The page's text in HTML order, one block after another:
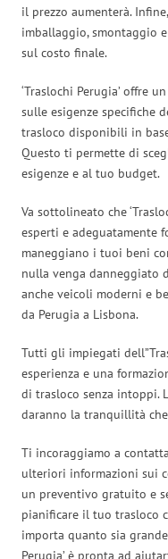
il prezzo aumenterà.
imballaggio, smontaggio
sul costo finale.
‘Traslochi Perugia’ offre
sulle esigenze specifiche
trasloco disponibili in
Questo ti permette di
esigenze e al tuo budget.
Va sottolineato che
esperti e adeguatamente
maneggiano i tuoi beni
nulla venga danneggiato
anche veicoli moderni e
da Perugia a Lisbona.
Tutti gli impiegati
esperienza e una
di trasloco senza intoppi.
daranno la tranquillità
Ti incoraggiamo a
ulteriori informazioni sui
un preventivo gratuito e
pianificare il tuo trasloco
importa quanto sia
Perugia’ è pronta ad